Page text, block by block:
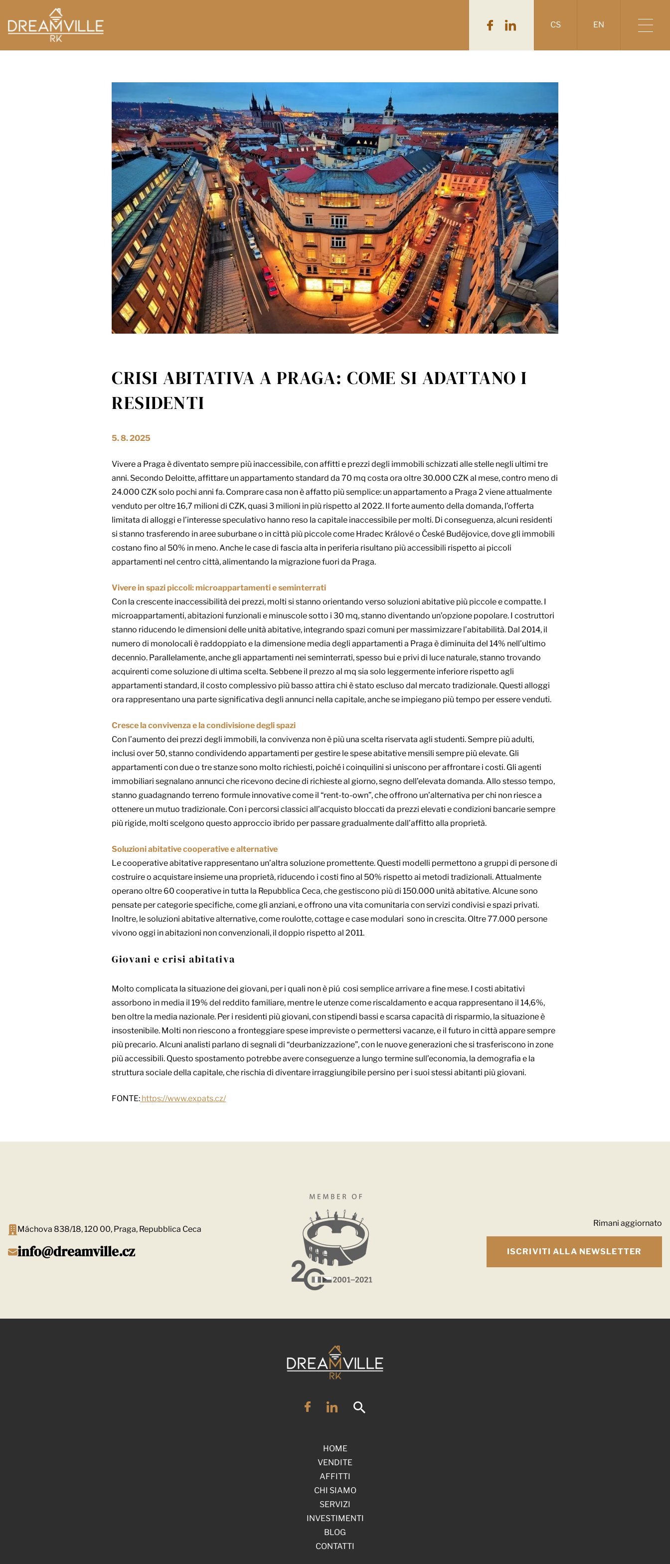
CS EN
CRISI ABITATIVA A PRAGA: COME SI ADATTANO I
RESIDENTI
5. 8. 2025
Vivere a Praga è diventato sempre più inaccessibile, con affitti e prezzi degli immobili schizzati alle stelle negli ultimi tre
anni. Secondo Deloitte, affittare un appartamento standard da 70 mq costa ora oltre 30.000 CZK al mese, contro meno di
24.000 CZK solo pochi anni fa. Comprare casa non è affatto più semplice: un appartamento a Praga 2 viene attualmente
venduto per oltre 16,7 milioni di CZK, quasi 3 milioni in più rispetto al 2022. Il forte aumento della domanda, l’offerta
limitata di alloggi e l’interesse speculativo hanno reso la capitale inaccessibile per molti. Di conseguenza, alcuni residenti
si stanno trasferendo in aree suburbane o in città più piccole come Hradec Králové o České Budějovice, dove gli immobili
costano fino al 50% in meno. Anche le case di fascia alta in periferia risultano più accessibili rispetto ai piccoli
appartamenti nel centro città, alimentando la migrazione fuori da Praga.
Vivere in spazi piccoli: microappartamenti e seminterrati
Con la crescente inaccessibilità dei prezzi, molti si stanno orientando verso soluzioni abitative più piccole e compatte. I
microappartamenti, abitazioni funzionali e minuscole sotto i 30 mq, stanno diventando un’opzione popolare. I costruttori
stanno riducendo le dimensioni delle unità abitative, integrando spazi comuni per massimizzare l’abitabilità. Dal 2014, il
numero di monolocali è raddoppiato e la dimensione media degli appartamenti a Praga è diminuita del 14% nell’ultimo
decennio. Parallelamente, anche gli appartamenti nei seminterrati, spesso bui e privi di luce naturale, stanno trovando
acquirenti come soluzione di ultima scelta. Sebbene il prezzo al mq sia solo leggermente inferiore rispetto agli
appartamenti standard, il costo complessivo più basso attira chi è stato escluso dal mercato tradizionale. Questi alloggi
ora rappresentano una parte significativa degli annunci nella capitale, anche se impiegano più tempo per essere venduti.
Cresce la convivenza e la condivisione degli spazi
Con l’aumento dei prezzi degli immobili, la convivenza non è più una scelta riservata agli studenti. Sempre più adulti,
inclusi over 50, stanno condividendo appartamenti per gestire le spese abitative mensili sempre più elevate. Gli
appartamenti con due o tre stanze sono molto richiesti, poiché i coinquilini si uniscono per affrontare i costi. Gli agenti
immobiliari segnalano annunci che ricevono decine di richieste al giorno, segno dell’elevata domanda. Allo stesso tempo,
stanno guadagnando terreno formule innovative come il “rent-to-own”, che offrono un’alternativa per chi non riesce a
ottenere un mutuo tradizionale. Con i percorsi classici all’acquisto bloccati da prezzi elevati e condizioni bancarie sempre
più rigide, molti scelgono questo approccio ibrido per passare gradualmente dall’affitto alla proprietà.
Soluzioni abitative cooperative e alternative
Le cooperative abitative rappresentano un’altra soluzione promettente. Questi modelli permettono a gruppi di persone di
costruire o acquistare insieme una proprietà, riducendo i costi fino al 50% rispetto ai metodi tradizionali. Attualmente
operano oltre 60 cooperative in tutta la Repubblica Ceca, che gestiscono più di 150.000 unità abitative. Alcune sono
pensate per categorie specifiche, come gli anziani, e offrono una vita comunitaria con servizi condivisi e spazi privati.
Inoltre, le soluzioni abitative alternative, come roulotte, cottage e case modulari sono in crescita. Oltre 77.000 persone
vivono oggi in abitazioni non convenzionali, il doppio rispetto al 2011.
Giovani e crisi abitativa
Molto complicata la situazione dei giovani, per i quali non è piú cosi semplice arrivare a fine mese. I costi abitativi
assorbono in media il 19% del reddito familiare, mentre le utenze come riscaldamento e acqua rappresentano il 14,6%,
ben oltre la media nazionale. Per i residenti più giovani, con stipendi bassi e scarsa capacità di risparmio, la situazione è
insostenibile. Molti non riescono a fronteggiare spese impreviste o permettersi vacanze, e il futuro in città appare sempre
più precario. Alcuni analisti parlano di segnali di “deurbanizzazione”, con le nuove generazioni che si trasferiscono in zone
più accessibili. Questo spostamento potrebbe avere conseguenze a lungo termine sull’economia, la demografia e la
struttura sociale della capitale, che rischia di diventare irraggiungibile persino per i suoi stessi abitanti più giovani.
FONTE: https://www.expats.cz/
Máchova 838/18, 120 00, Praga, Repubblica Ceca
info@dreamville.cz
Rimani aggiornato
ISCRIVITI ALLA NEWSLETTER
HOME
VENDITE
AFFITTI
CHI SIAMO
SERVIZI
INVESTIMENTI
BLOG
CONTATTI